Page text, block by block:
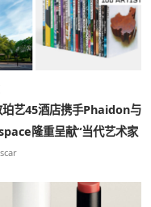
珀艺45酒店携手Phaidon与
隆重呈献“当代艺术家
特展